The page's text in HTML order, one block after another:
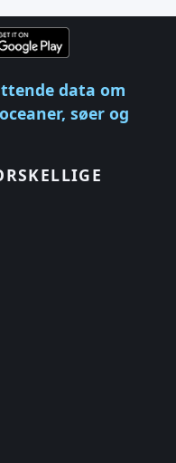
data om
søer og